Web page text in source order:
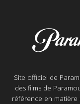
Site officiel de
des films de
référence en